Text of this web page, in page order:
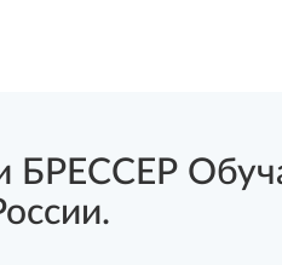
БРЕССЕР